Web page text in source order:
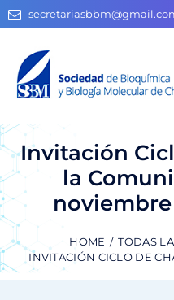
Invitación
la
noviembre
HOME TODAS
INVITACIÓN CICLO DE